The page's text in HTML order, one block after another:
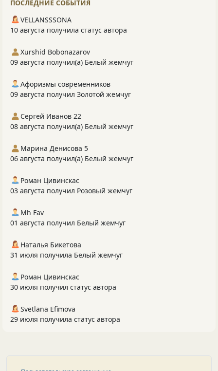
ПОСЛЕДНИЕ СОБЫТИЯ
VELLANSSSONA
10 августа получила статус автора
Xurshid Bobonazarov
09 августа получил(а) Белый жемчуг
Афоризмы современников
09 августа получил Золотой жемчуг
Сергей Иванов 22
08 августа получил(а) Белый жемчуг
Марина Денисова 5
06 августа получил(а) Белый жемчуг
Роман Цивинскас
03 августа получил Розовый жемчуг
Mh Fav
01 августа получил Белый жемчуг
Наталья Бикетова
31 июля получила Белый жемчуг
Роман Цивинскас
30 июля получил статус автора
Svetlana Efimova
29 июля получила статус автора